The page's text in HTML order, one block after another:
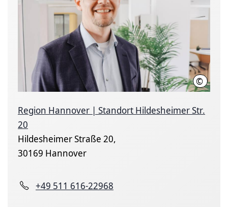
© Region
Region Hannover | Standort Hildesheimer Str.
20
Hildesheimer Straße 20,
30169 Hannover
+49 511 616-22968